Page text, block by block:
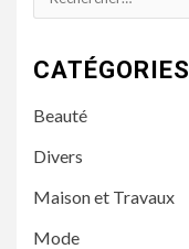
CATÉGORIES
Beauté
Divers
Maison et Travaux
Mode